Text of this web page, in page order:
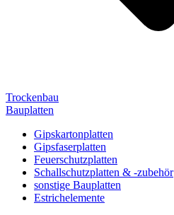
Trockenbau
Bauplatten
Gipskartonplatten
Gipsfaserplatten
Feuerschutzplatten
Schallschutzplatten & -zubehör
sonstige Bauplatten
Estrichelemente